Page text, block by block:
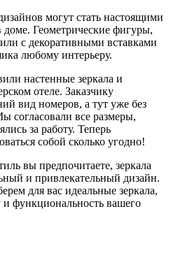
могут стать настоящими
доме. Геометрические фигуры,
с декоративными вставками
любому интерьеру.
настенные зеркала и
отеле. Заказчику
вид номеров, а тут уже без
согласовали все размеры,
за работу. Теперь
собой сколько угодно!
вы предпочитаете, зеркала
и привлекательный дизайн.
для вас идеальные зеркала,
и функциональность вашего